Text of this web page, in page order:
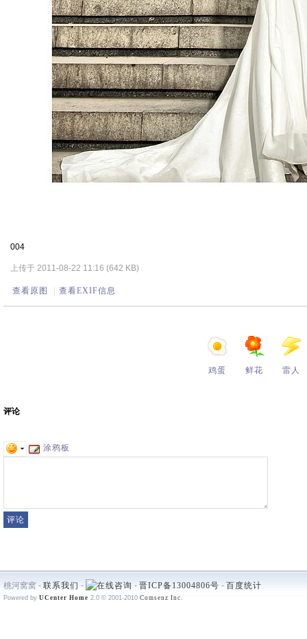
004
上传于 2011-08-22 11:16 (642 KB)
查看原图 查看EXIF信息
鸡蛋 鲜花 雷人
评论
涂鸦板
桃河窝窝 - 联系我们 - - 晋ICP备13004806号 - 百度统计
Powered by UCenter Home 2.0 © 2001-2010 Comsenz Inc.